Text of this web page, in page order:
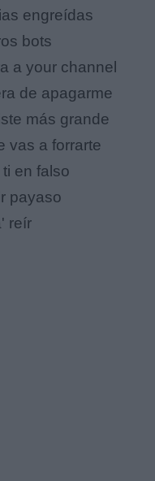
engreídas
bots
a your channel
de apagarme
más grande
vas a forrarte
en falso
payaso
reír